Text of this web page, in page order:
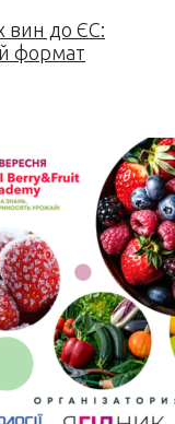
вин до ЄС:
формат